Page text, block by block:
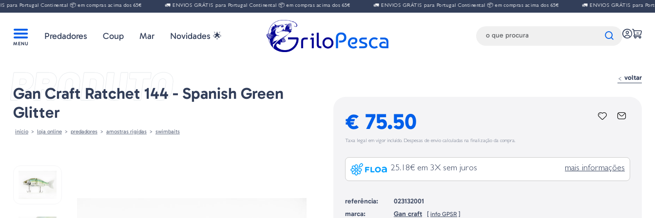
Portugal Continental 📦 em compras acima dos 65€ 🚛 ENVIOS GRÁTIS para Portugal Continental 📦 em compras acima dos 65€ 🚛 ENVIOS GRÁTIS para Portugal Continental 📦 em compras acima dos 65€ 🚛 ENVIOS GRÁTIS para
Predadores Coup Mar Novidades 🌟
PRODUTO
Gan Craft Ratchet 144 - Spanish Green
Glitter
início loja online predadores amostras rigidas swimbaits
voltar
€ 75.50
Taxa legal em vigor incluído. Despesas de envio calculadas na finalização da compra.
25.18€ em 3X sem juros mais informações
referência:
023132001
marca:
Gan craft [ info GPSR ]